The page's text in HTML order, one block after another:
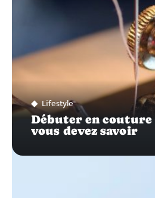
Lifestyle
Débuter en couture
vous devez savoir